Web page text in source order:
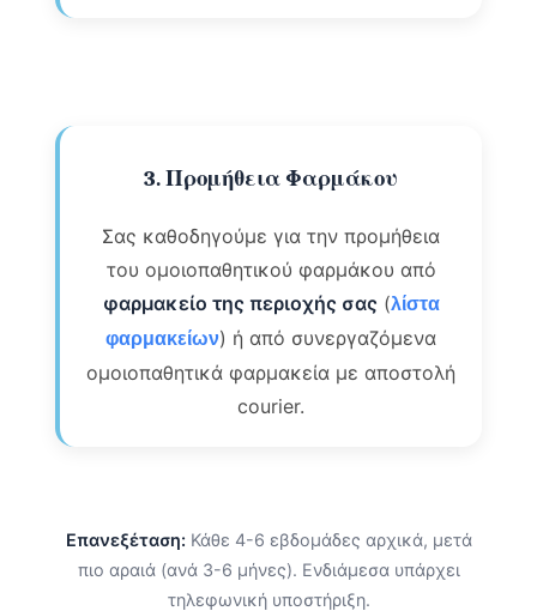
3. Προμήθεια Φαρμάκου
Σας καθοδηγούμε για την προμήθεια
του ομοιοπαθητικού φαρμάκου από
φαρμακείο της περιοχής σας (λίστα
φαρμακείων) ή από συνεργαζόμενα
ομοιοπαθητικά φαρμακεία με αποστολή
courier.
Επανεξέταση: Κάθε 4-6 εβδομάδες αρχικά, μετά
πιο αραιά (ανά 3-6 μήνες). Ενδιάμεσα υπάρχει
τηλεφωνική υποστήριξη.